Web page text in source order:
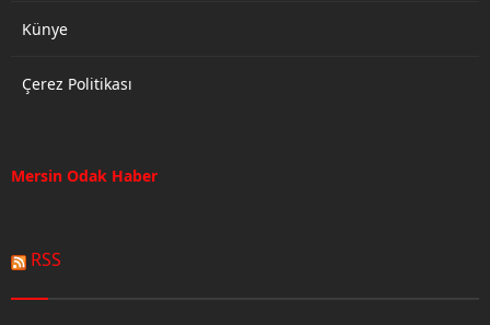
Künye
Çerez Politikası
Mersin Odak Haber
RSS